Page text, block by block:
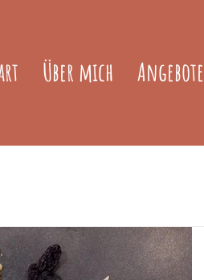
Über mich Angebote